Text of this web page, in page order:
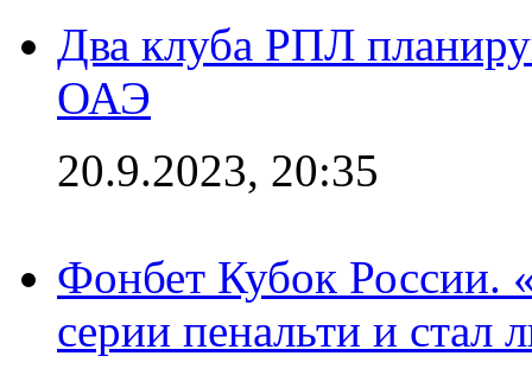
Два клуба РПЛ
ОАЭ
20.9.2023, 20:35
Фонбет Кубок России.
серии пенальти и стал